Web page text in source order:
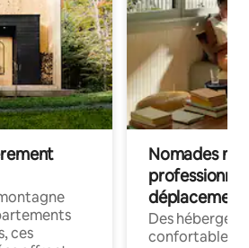
ces
Nomades
déplacement
Des
confortables